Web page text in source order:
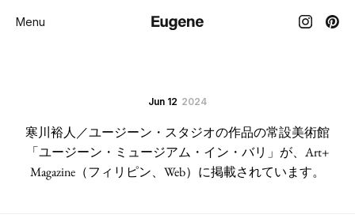
Menu
Jun 12 2024
寒川裕人／ユージーン・スタジオの作品の常設美術館
「ユージーン・ミュージアム・イン・バリ」が、Art+
Magazine（フィリピン、Web）に掲載されています。